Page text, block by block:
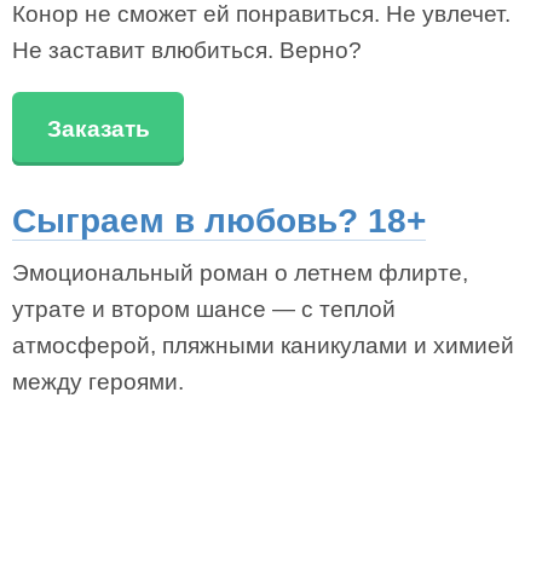
Конор не сможет ей понравиться. Не увлечет.
Не заставит влюбиться. Верно?
Заказать
Сыграем в любовь? 18+
Эмоциональный роман о летнем флирте,
утрате и втором шансе — с теплой
атмосферой, пляжными каникулами и химией
между героями.